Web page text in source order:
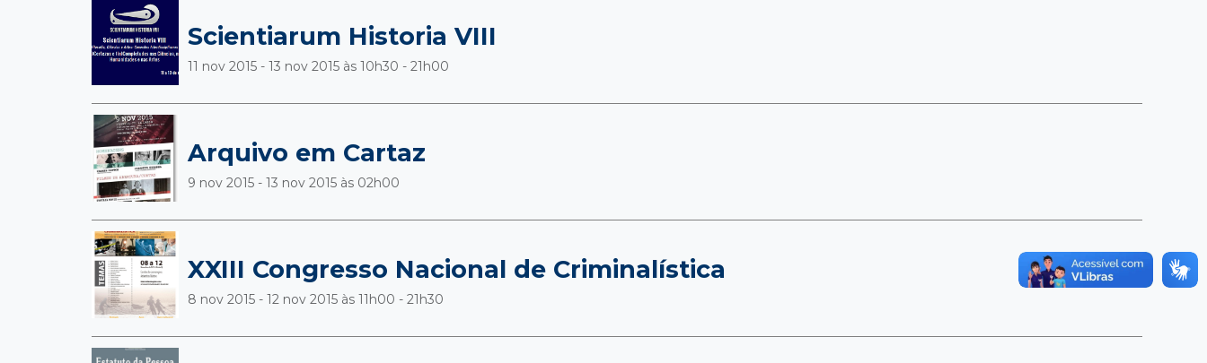
Scientiarum Historia VIII
11 nov 2015 - 13 nov 2015 às 10h30 - 21h00
Arquivo em Cartaz
9 nov 2015 - 13 nov 2015 às 02h00
XXIII Congresso Nacional de Criminalística
8 nov 2015 - 12 nov 2015 às 11h00 - 21h30